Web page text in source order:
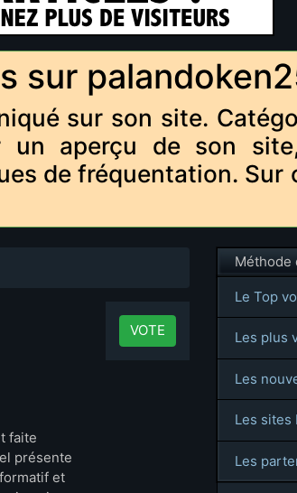
sur
sur son site.
un aperçu de son
de fréquentation. Sur
faite
présente
et
VOTE
Méthode
Le Top
Les plus
Les
Les sites
Les